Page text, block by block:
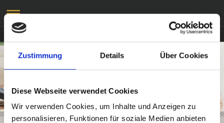
Zustimmung Details Über Cookies
Diese Webseite verwendet Cookies
Wir verwenden Cookies, um Inhalte und Anzeigen zu
personalisieren, Funktionen für soziale Medien anbieten
TCM Praxis Sally Li